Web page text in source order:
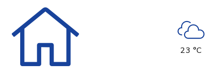
23 °C